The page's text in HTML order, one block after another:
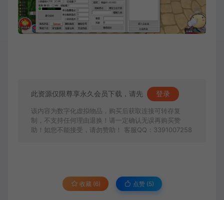
此资源仅限尊享永久会员下载，请先 登录
该内容为数字化虚拟物品，购买后获取连接可转存复
制，不支持任何理由退换！请一定确认无误再购买赞
助！如您不能接受，请勿赞助！ 客服QQ：3391007258
收藏 (6) 点赞 (5)